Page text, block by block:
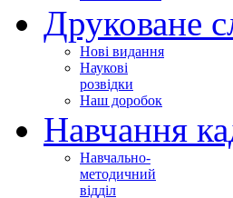
Друковане
Нові видання
Наукові
розвідки
Наш доробок
Навчання
Навчально-
методичний
відділ